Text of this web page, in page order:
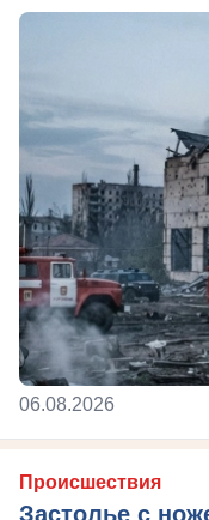
06.08.2026
Происшествия
Застолье с